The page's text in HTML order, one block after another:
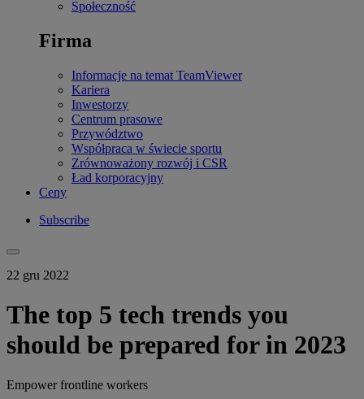
Społeczność
Firma
Informacje na temat TeamViewer
Kariera
Inwestorzy
Centrum prasowe
Przywództwo
Współpraca w świecie sportu
Zrównoważony rozwój i CSR
Ład korporacyjny
Ceny
Subscribe
22 gru 2022
The top 5 tech trends you
should be prepared for in 2023
Empower frontline workers